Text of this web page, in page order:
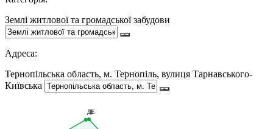
Землі житлової та громадської забудови
Адреса:
Тернопільська область, м. Тернопіль, вулиця Тарнавського-
Київська
ДЕ